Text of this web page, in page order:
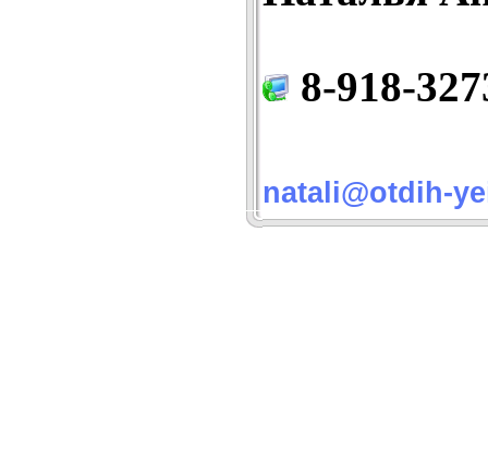
8-918-
natali@otdih-